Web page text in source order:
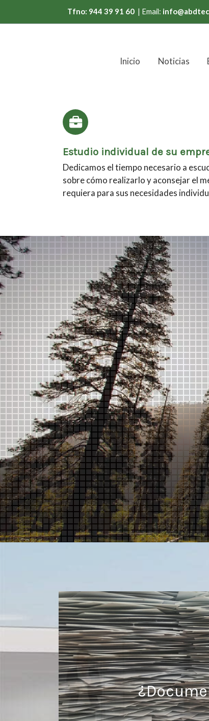
Tfno: 944 39 91 60| Email:
Inicio Noticias
Estudio individual de su
Dedicamos el tiempo necesario a
sobre cómo realizarlo y aconsejar el
requiera para sus necesidades